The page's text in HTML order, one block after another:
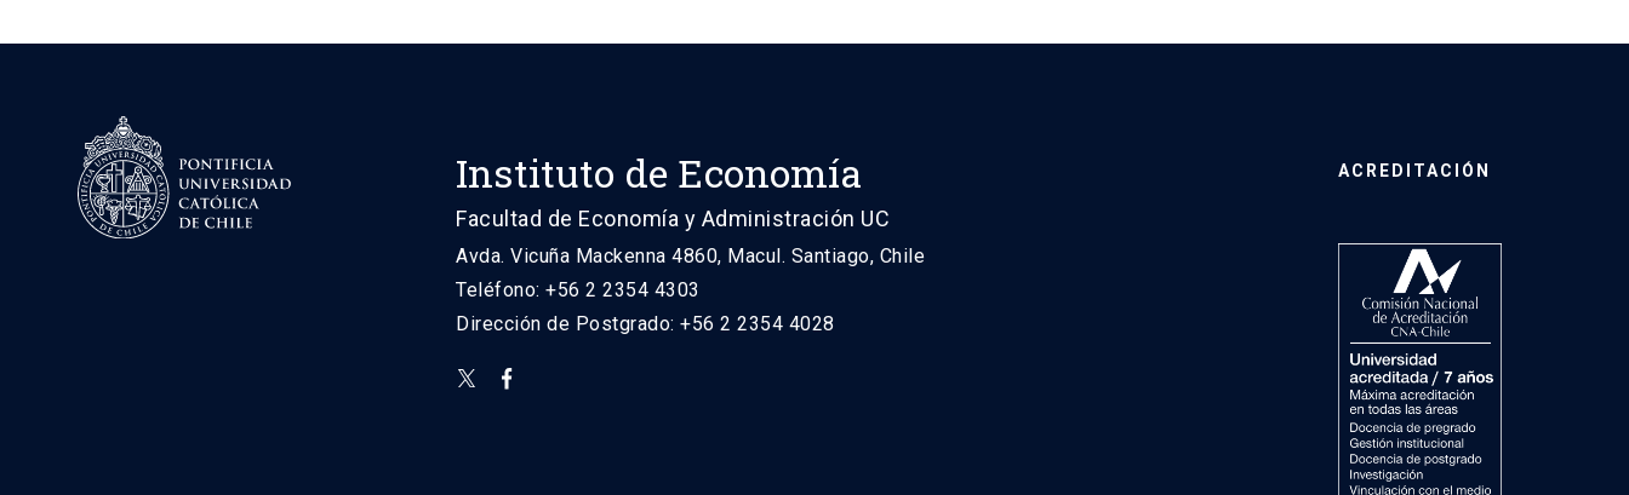
Instituto de Economía
Facultad de Economía y Administración UC
Avda. Vicuña Mackenna 4860, Macul. Santiago, Chile
Teléfono: +56 2 2354 4303
Dirección de Postgrado: +56 2 2354 4028
ACREDITACIÓN